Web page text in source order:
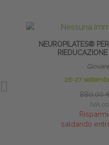
NEUROPILATES®
26-27
880,00
IVA
saldando